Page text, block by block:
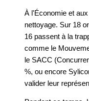
À l'Économie et
nettoyage. Sur 18
16 passent à la
comme le
le SACC
%, ou encore
valider leur